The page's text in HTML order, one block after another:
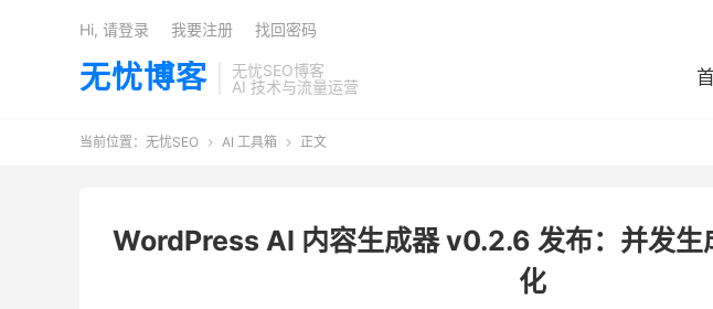
无忧博客
无忧SEO博客
AI 技术与流量运营
Hi, 请登录 我要注册 找回密码
当前位置： 无忧SEO  AI 工具箱  正文
WordPress AI 内容生成器 v0.2.6 发布：并发生
化